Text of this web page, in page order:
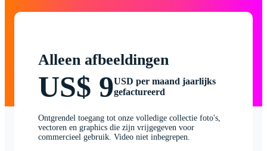
Alleen afbeeldingen
US$ 9USD per maand jaarlijks
gefactureerd
Ontgrendel toegang tot onze volledige collectie foto's,
vectoren en graphics die zijn vrijgegeven voor
commercieel gebruik. Video niet inbegrepen.